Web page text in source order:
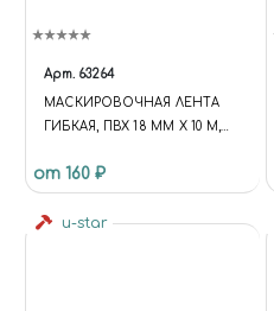
Арт. 63264
МАСКИРОВОЧНАЯ ЛЕНТА
ГИБКАЯ, ПВХ 18 ММ Х 10 М,
от 160 ₽
u-star